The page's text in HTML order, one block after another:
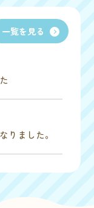
りました。
一覧を見る